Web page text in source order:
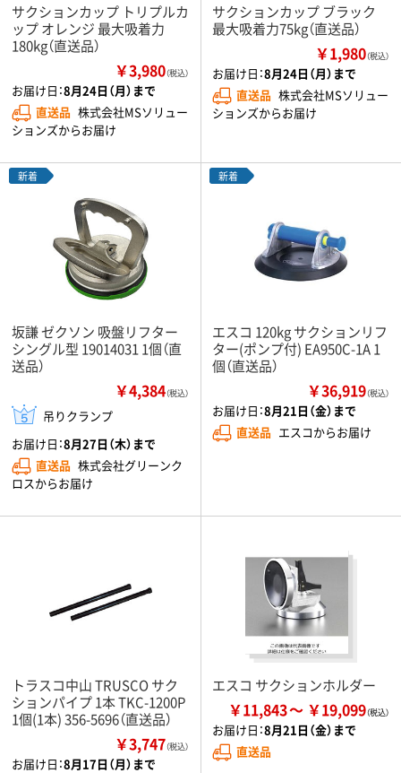
サクションカップ トリプルカ
ップ オレンジ 最大吸着力
180kg（直送品）
￥3,980（税込）
お届け日：8月24日（月）まで
直送品 株式会社MSソリュー
ションズからお届け
サクションカップ ブラック
最大吸着力75kg（直送品）
￥1,980（税込）
お届け日：8月24日（月）まで
直送品 株式会社MSソリュー
ションズからお届け
新着
坂謙 ゼクソン 吸盤リフター
シングル型 19014031 1個（直
送品）
￥4,384（税込）
吊りクランプ
お届け日：8月27日（木）まで
直送品 株式会社グリーンク
ロスからお届け
新着
エスコ 120kg サクションリフ
ター(ポンプ付) EA950C-1A 1
個（直送品）
￥36,919（税込）
お届け日：8月21日（金）まで
直送品 エスコからお届け
トラスコ中山 TRUSCO サク
ションパイプ 1本 TKC-1200P
1個(1本) 356-5696（直送品）
￥3,747（税込）
お届け日：8月17日（月）まで
エスコ サクションホルダー
￥11,843 ￥19,099
お届け日：8月21日（金）まで
直送品